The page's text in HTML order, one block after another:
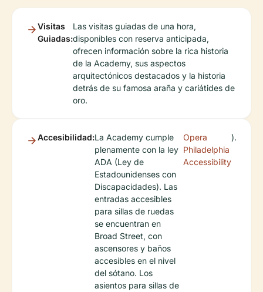
Visitas
Guiadas:
Las visitas guiadas de una hora,
disponibles con reserva anticipada,
ofrecen información sobre la rica historia
de la Academy, sus aspectos
arquitectónicos destacados y la historia
detrás de su famosa araña y cariátides de
oro.
Accesibilidad:La Academy cumple
plenamente con la ley
ADA (Ley de
Estadounidenses con
Discapacidades). Las
entradas accesibles
para sillas de ruedas
se encuentran en
Broad Street, con
ascensores y baños
accesibles en el nivel
del sótano. Los
asientos para sillas de
Opera
Philadelphia
Accessibility
).